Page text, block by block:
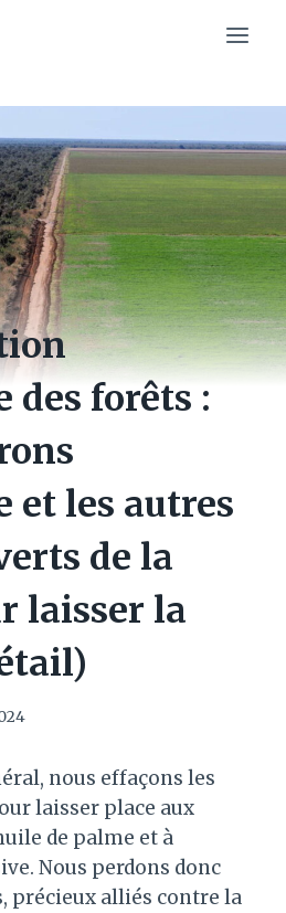
des forêts :
et les autres
de la
laisser la
nous effaçons les
laisser place aux
de palme et à
Nous perdons donc
précieux alliés contre la